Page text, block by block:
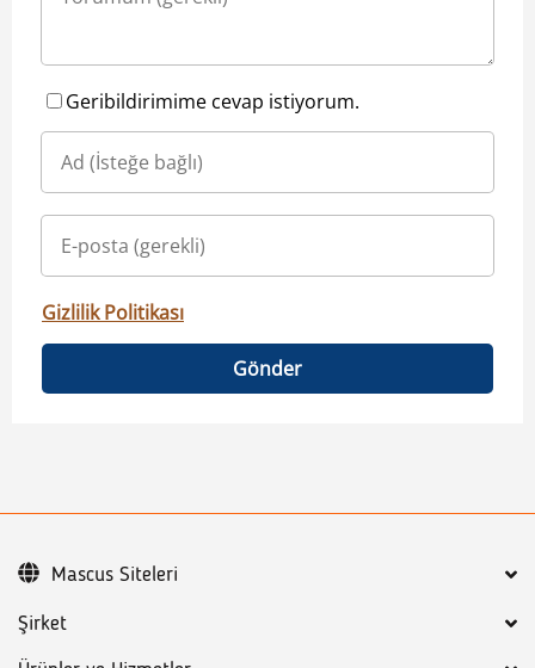
Geribildirimime cevap istiyorum.
Gizlilik Politikası
Gönder
Şirket
Mascus Siteleri